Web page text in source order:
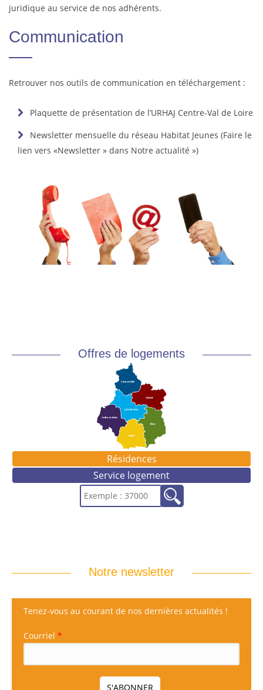
juridique au service de nos adhérents.
Communication
Retrouver nos outils de communication en téléchargement :
Plaquette de présentation de l’URHAJ Centre-Val de Loire
Newsletter mensuelle du réseau Habitat Jeunes (Faire le
lien vers «Newsletter » dans Notre actualité »)
communication.jpg
Offres de logements
Résidences
Service logement
Notre newsletter
Tenez-vous au courant de nos dernières actualités !
Courriel *